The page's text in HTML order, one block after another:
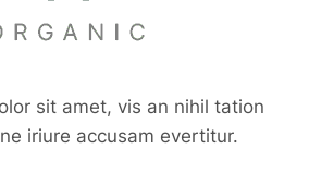
sit amet, vis an nihil tation
iriure accusam evertitur.